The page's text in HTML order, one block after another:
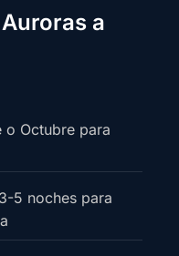
a
o Octubre para
5 noches para